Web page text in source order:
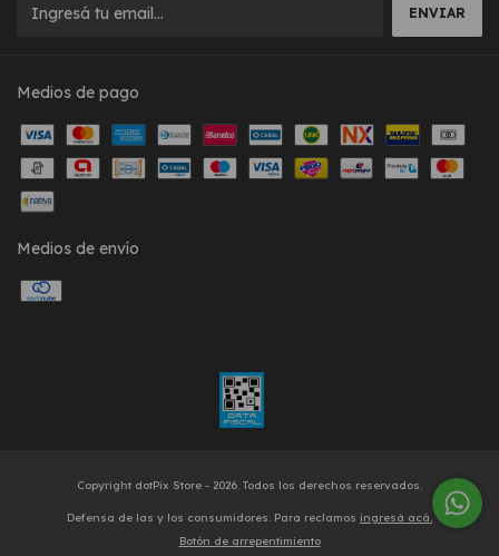
Medios de pago
Medios de envío
Copyright dotPix Store - 2026. Todos los derechos reservados.
Defensa de las y los consumidores. Para reclamos ingresá acá.
Botón de arrepentimiento